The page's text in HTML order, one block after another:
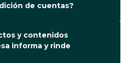
de cuentas?
y contenidos
informa y rinde